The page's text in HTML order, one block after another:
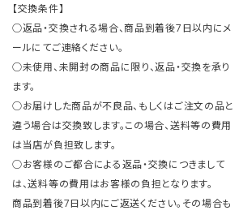
【交換条件】
○返品・交換される場合、商品到着後7日以内にメ
ールにてご連絡ください。
○未使用、未開封の商品に限り、返品・交換を承り
ます。
○お届けした商品が不良品、もしくはご注文の品と
違う場合は交換致します。この場合、送料等の費用
は当店が負担致します。
○お客様のご都合による返品・交換につきまして
は、送料等の費用はお客様の負担となります。
商品到着後7日以内にご返送ください。その場合も